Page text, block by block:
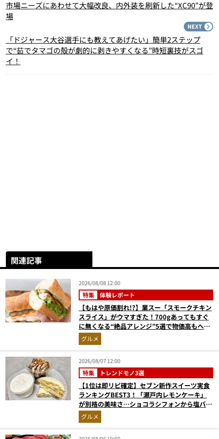
市場ニーズにあわせて大幅改良、内外装を刷新した“XC90”が登
場
「ドジャース大谷選手にも教えてあげたい」簡単2ステップ
で“茹でタマゴの殻が劇的に剥きやすくなる”時短裏技がスゴ
イ！
関連記事
2026/08/08 12:00
特集 体験レポート
【もはや原価割れ!?】業スー「スモークチキン
スライス」がウマすぎた！700gあってもすぐ
に無くなる“絶品アレンジ”5選で物価高もへっ
ちゃら
グルメ
2026/08/07 12:00
特集 トレンドモノ3選
【1位は即リピ確定】セブン新作スイーツ実食
ランキングBEST3！「瀬戸内レモンケーキ」
が別格の美味さ…ショコラシフォンから塩バニ
ラプリンまで本気レビュー
グルメ